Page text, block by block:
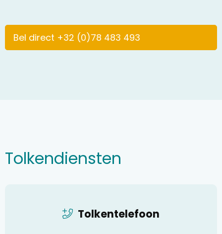
Bel direct +32 (0)78 483 493
Tolkendiensten
Tolkentelefoon